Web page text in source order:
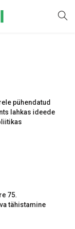
pühendatud
lahkas ideede
75.
tähistamine